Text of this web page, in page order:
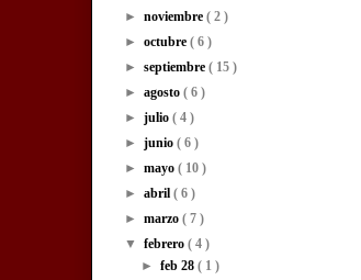
►noviembre( 2 )
►octubre( 6 )
►septiembre( 15 )
►agosto( 6 )
►julio( 4 )
►junio( 6 )
►mayo( 10 )
►abril( 6 )
►marzo( 7 )
▼febrero( 4 )
► feb 28 ( 1 )